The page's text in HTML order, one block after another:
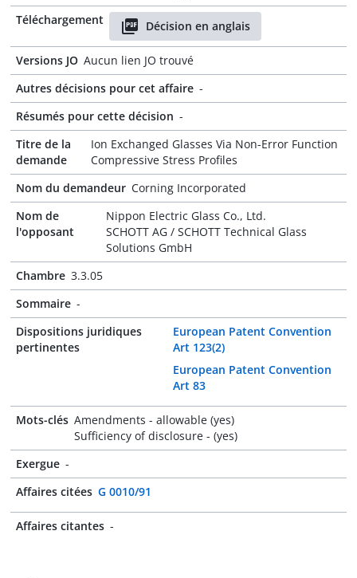
Téléchargement
Décision en anglais
Versions JO Aucun lien JO trouvé
Autres décisions pour cet affaire -
Résumés pour cette décision -
Titre de la
demande
Ion Exchanged Glasses Via Non-Error Function
Compressive Stress Profiles
Nom du demandeur Corning Incorporated
Nom de
l'opposant
Nippon Electric Glass Co., Ltd.
SCHOTT AG / SCHOTT Technical Glass
Solutions GmbH
Chambre 3.3.05
Sommaire -
Dispositions juridiques
pertinentes
European Patent Convention
Art 123(2)
European Patent Convention
Art 83
Mots-clés Amendments - allowable (yes)
Sufficiency of disclosure - (yes)
Exergue -
Affaires citées G 0010/91
Affaires citantes -